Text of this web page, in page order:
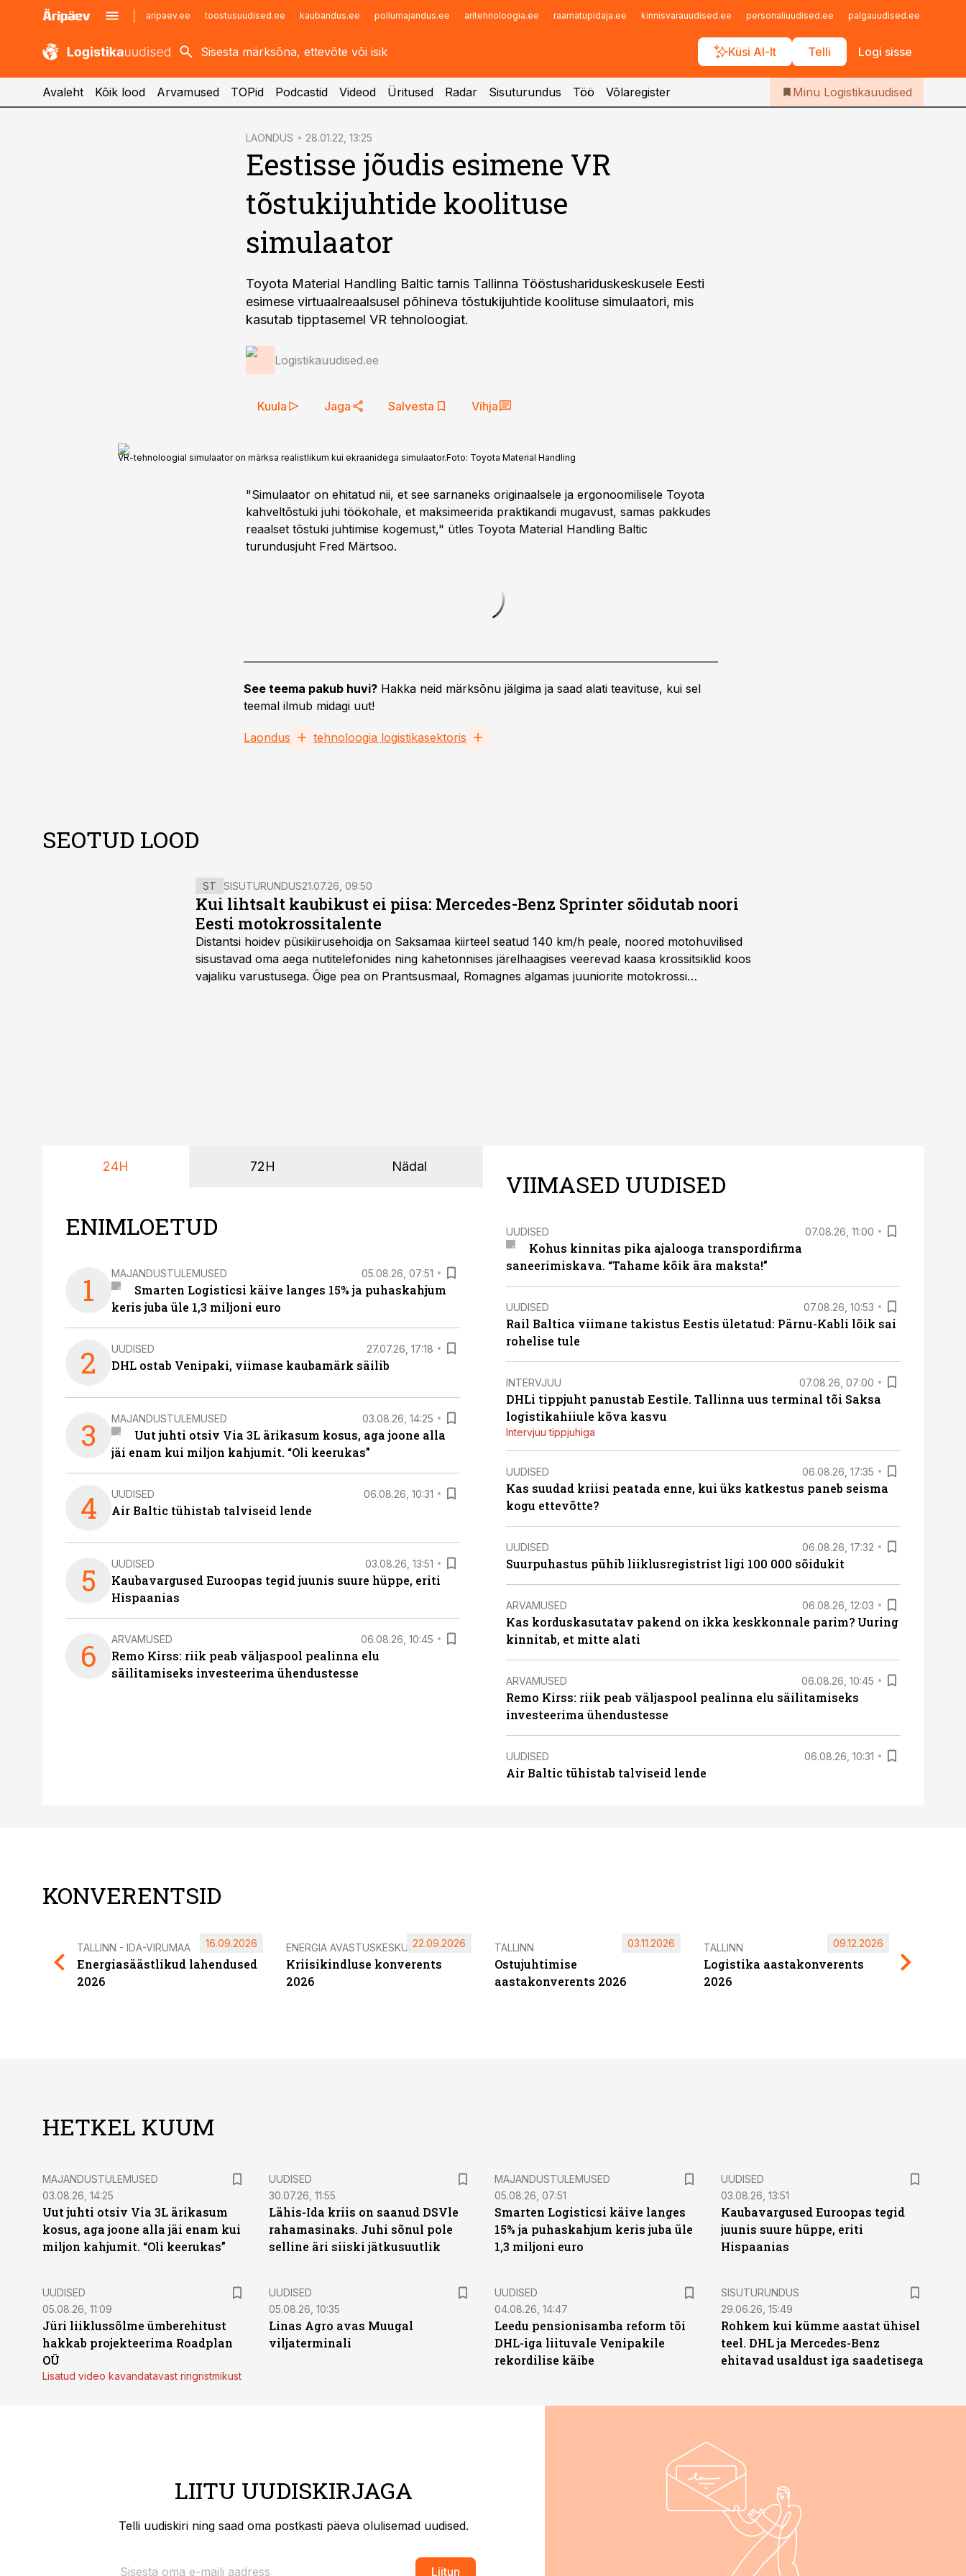
aripaev.ee toostusuudised.ee kaubandus.ee pollumajandus.ee aritehnoloogia.ee raamatupidaja.ee kinnisvarauudised.ee personaliuudised.ee palgauudised.ee
Küsi AI-lt Telli Logi sisse
kaubandus.ee
kinnisvarauudised.ee
imelineajalugu.ee
Infopank
Iseteenindus
Telli Logistikauudised
Avaleht Kõik lood Arvamused TOPid Podcastid Videod Üritused Radar Sisuturundus Töö Võlaregister Minu Logistikauudised
LAONDUS 28.01.22, 13:25
Eestisse jõudis esimene VR
tõstukijuhtide koolituse
simulaator
Toyota Material Handling Baltic tarnis Tallinna Tööstushariduskeskusele Eesti
esimese virtuaalreaalsusel põhineva tõstukijuhtide koolituse simulaatori, mis
kasutab tipptasemel VR tehnoloogiat.
Logistikauudised.ee
Kuula Jaga Salvesta Vihja
VR-tehnoloogial simulaator on märksa realistlikum kui ekraanidega simulaator.Foto: Toyota Material Handling
"Simulaator on ehitatud nii, et see sarnaneks originaalsele ja ergonoomilisele Toyota
kahveltõstuki juhi töökohale, et maksimeerida praktikandi mugavust, samas pakkudes
reaalset tõstuki juhtimise kogemust," ütles Toyota Material Handling Baltic
turundusjuht Fred Märtsoo.
See teema pakub huvi? Hakka neid märksõnu jälgima ja saad alati teavituse, kui sel
teemal ilmub midagi uut!
Laondus tehnoloogia logistikasektoris
SEOTUD LOOD
ST SISUTURUNDUS21.07.26, 09:50
Kui lihtsalt kaubikust ei piisa: Mercedes-Benz Sprinter sõidutab noori
Eesti motokrossitalente
Distantsi hoidev püsikiirusehoidja on Saksamaa kiirteel seatud 140 km/h peale, noored motohuvilised
sisustavad oma aega nutitelefonides ning kahetonnises järelhaagises veerevad kaasa krossitsiklid koos
vajaliku varustusega. Õige pea on Prantsusmaal, Romagnes algamas juuniorite motokrossi
24H 72H Nädal
ENIMLOETUD
1 MAJANDUSTULEMUSED 05.08.26, 07:51
Smarten Logisticsi käive langes 15% ja puhaskahjum
keris juba üle 1,3 miljoni euro
2 UUDISED 27.07.26, 17:18
DHL ostab Venipaki, viimase kaubamärk säilib
3 MAJANDUSTULEMUSED 03.08.26, 14:25
Uut juhti otsiv Via 3L ärikasum kosus, aga joone alla
jäi enam kui miljon kahjumit. “Oli keerukas”
4 UUDISED 06.08.26, 10:31
Air Baltic tühistab talviseid lende
5 UUDISED 03.08.26, 13:51
Kaubavargused Euroopas tegid juunis suure hüppe, eriti
Hispaanias
6 ARVAMUSED 06.08.26, 10:45
Remo Kirss: riik peab väljaspool pealinna elu
säilitamiseks investeerima ühendustesse
VIIMASED UUDISED
UUDISED 07.08.26, 11:00
Kohus kinnitas pika ajalooga transpordifirma
saneerimiskava. “Tahame kõik ära maksta!”
UUDISED 07.08.26, 10:53
Rail Baltica viimane takistus Eestis ületatud: Pärnu-Kabli lõik sai
rohelise tule
INTERVJUU 07.08.26, 07:00
DHLi tippjuht panustab Eestile. Tallinna uus terminal tõi Saksa
logistikahiiule kõva kasvu
Intervjuu tippjuhiga
UUDISED 06.08.26, 17:35
Kas suudad kriisi peatada enne, kui üks katkestus paneb seisma
kogu ettevõtte?
UUDISED 06.08.26, 17:32
Suurpuhastus pühib liiklusregistrist ligi 100 000 sõidukit
ARVAMUSED 06.08.26, 12:03
Kas korduskasutatav pakend on ikka keskkonnale parim? Uuring
kinnitab, et mitte alati
ARVAMUSED 06.08.26, 10:45
Remo Kirss: riik peab väljaspool pealinna elu säilitamiseks
investeerima ühendustesse
UUDISED 06.08.26, 10:31
Air Baltic tühistab talviseid lende
KONVERENTSID
TALLINN - IDA-VIRUMAA
Energiasäästlikud lahendused
2026
16.09.2026 ENERGIA AVASTUSKESKUS
Kriisikindluse konverents
2026
22.09.2026 TALLINN
Ostujuhtimise
aastakonverents 2026
03.11.2026 TALLINN
Logistika aastakonverents
2026
09.12.2026
HETKEL KUUM
MAJANDUSTULEMUSED
03.08.26, 14:25
Uut juhti otsiv Via 3L ärikasum
kosus, aga joone alla jäi enam kui
miljon kahjumit. “Oli keerukas”
UUDISED
30.07.26, 11:55
Lähis-Ida kriis on saanud DSVle
rahamasinaks. Juhi sõnul pole
selline äri siiski jätkusuutlik
MAJANDUSTULEMUSED
05.08.26, 07:51
Smarten Logisticsi käive langes
15% ja puhaskahjum keris juba üle
1,3 miljoni euro
UUDISED
03.08.26, 13:51
Kaubavargused Euroopas tegid
juunis suure hüppe, eriti
Hispaanias
UUDISED
05.08.26, 11:09
Jüri liiklussõlme ümberehitust
hakkab projekteerima Roadplan
OÜ
Lisatud video kavandatavast ringristmikust
UUDISED
05.08.26, 10:35
Linas Agro avas Muugal
viljaterminali
UUDISED
04.08.26, 14:47
Leedu pensionisamba reform tõi
DHL-iga liituvale Venipakile
rekordilise käibe
ST
SISUTURUNDUS
29.06.26, 15:49
Rohkem kui kümme aastat ühisel
teel. DHL ja Mercedes-Benz
ehitavad usaldust iga saadetisega
LIITU UUDISKIRJAGA
Telli uudiskiri ning saad oma postkasti päeva olulisemad uudised.
Liitun